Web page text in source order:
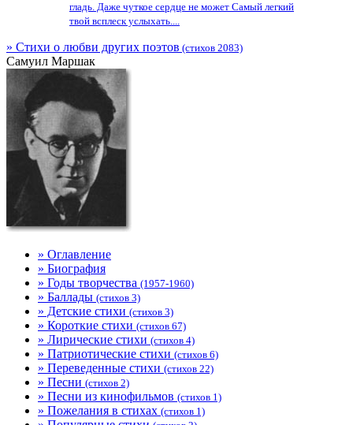
гладь. Даже чуткое сердце не может Самый легкий
твой всплеск услыхать....
» Стихи о любви других поэтов (стихов 2083)
Самуил Маршак
» Оглавление
» Биография
» Годы творчества (1957-1960)
» Баллады (стихов 3)
» Детские стихи (стихов 3)
» Короткие стихи (стихов 67)
» Лирические стихи (стихов 4)
» Патриотические стихи (стихов 6)
» Переведенные стихи (стихов 22)
» Песни (стихов 2)
» Песни из кинофильмов (стихов 1)
» Пожелания в стихах (стихов 1)